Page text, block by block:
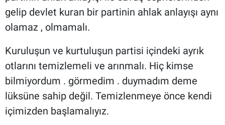
gelip devlet kuran bir partinin ahlak anlayışı aynı
olamaz , olmamalı.
Kuruluşun ve kurtuluşun partisi içindeki ayrık
otlarını temizlemeli ve arınmalı. Hiç kimse
bilmiyordum . görmedim . duymadım deme
lüksüne sahip değil. Temizlenmeye önce kendi
içimizden başlamalıyız.